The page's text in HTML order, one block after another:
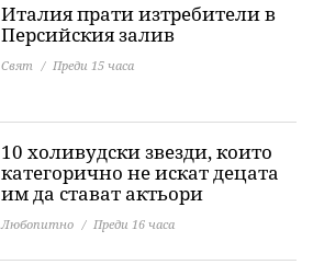
Италия прати изтребители в
Персийския залив
Свят Преди 15 часа
10 холивудски звезди, които
категорично не искат децата
им да стават актьори
Любопитно Преди 16 часа